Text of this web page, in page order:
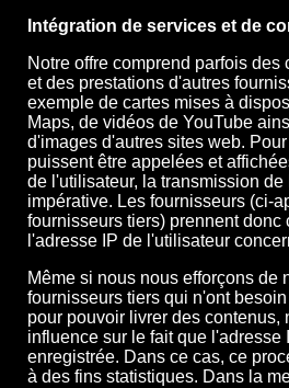
Intégration de services et de
Notre offre comprend parfois des
et des prestations d'autres
exemple de cartes mises à
Maps, de vidéos de YouTube
d'images d'autres sites web.
puissent être appelées et
de l'utilisateur, la transmission de
impérative. Les fournisseurs (ci-
fournisseurs tiers) prennent donc
l'adresse IP de l'utilisateur
Même si nous nous efforçons de
fournisseurs tiers qui n'ont
pour pouvoir livrer des contenus,
influence sur le fait que l'adresse
enregistrée. Dans ce cas, ce
à des fins statistiques. Dans la